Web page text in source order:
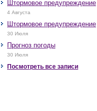
Штормовое предупреждение
4 Августа
Штормовое предупреждение
30 Июля
Прогноз погоды
30 Июля
Посмотреть все записи